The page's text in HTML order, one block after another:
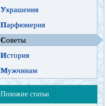
Украшения
Парфюмерия
Советы
История
Мужчинам
Похожие статьи